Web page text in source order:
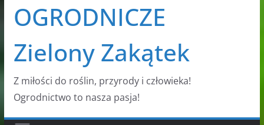
OGRODNICZE
Zielony Zakątek
Z miłości do roślin, przyrody i człowieka!
Ogrodnictwo to nasza pasja!